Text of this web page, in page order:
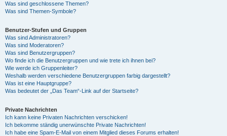
Was sind geschlossene Themen?
Was sind Themen-Symbole?
Benutzer-Stufen und Gruppen
Was sind Administratoren?
Was sind Moderatoren?
Was sind Benutzergruppen?
Wo finde ich die Benutzergruppen und wie trete ich ihnen bei?
Wie werde ich Gruppenleiter?
Weshalb werden verschiedene Benutzergruppen farbig dargestellt?
Was ist eine Hauptgruppe?
Was bedeutet der „Das Team“-Link auf der Startseite?
Private Nachrichten
Ich kann keine Privaten Nachrichten verschicken!
Ich bekomme ständig unerwünschte Private Nachrichten!
Ich habe eine Spam-E-Mail von einem Mitglied dieses Forums erhalten!